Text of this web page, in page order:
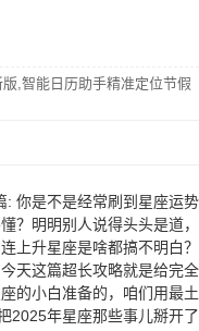
,智能日历助手精准定位节假
: 你是不是经常刷到星座运势
？明明别人说得头头是道，
上升星座是啥都搞不明白？
天这篇超长攻略就是给完全
的小白准备的，咱们用最土
2025年星座那些事儿掰开了